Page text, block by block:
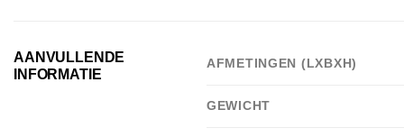
AANVULLENDE
INFORMATIE
AFMETINGEN (LXBXH)
GEWICHT